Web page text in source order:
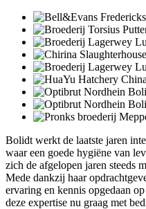
Bolidt werkt de laatste jaren
waar een goede hygiëne van
zich de afgelopen jaren steeds
Mede dankzij haar
ervaring en kennis opgedaan
deze expertise nu graag met